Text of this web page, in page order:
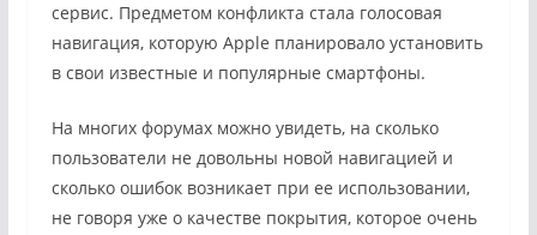
сервис. Предметом конфликта стала голосовая
навигация, которую Apple планировало установить
в свои известные и популярные смартфоны.
На многих форумах можно увидеть, на сколько
пользователи не довольны новой навигацией и
сколько ошибок возникает при ее использовании,
не говоря уже о качестве покрытия, которое очень